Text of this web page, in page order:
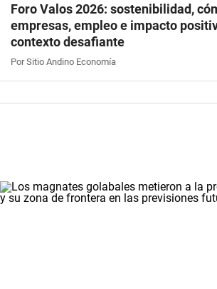
Foro Valos 2026: sostenibilidad,
empresas, empleo e impacto
contexto desafiante
Por Sitio Andino Economía